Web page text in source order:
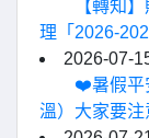
【轉知
理「2026-
2026-07-
❤️暑假平
溫）大家要注